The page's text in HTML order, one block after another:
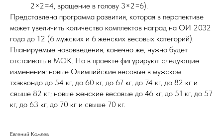
2×2=4, вращение в голову 3×2=6).
Представлена программа развития, которая в перспективе
может увеличить количество комплектов наград на ОИ 2032
года до 12 (6 мужских и 6 женских весовых категорий).
Планируемые нововведения, конечно же, нужно будет
отстаивать в МОК. Но в проекте фигурируют следующие
изменения: новые Олимпийские весовые в мужском
тхэквондо до 54 кг, до 60 кг, до 67 кг, до 74 кг, до 82 кг и
свыше 82 кг; новые женские весовые до 46 кг, до 51 кг, до 57
кг, до 63 кг, до 70 кг и свыше 70 кг.
Евгений Комлев